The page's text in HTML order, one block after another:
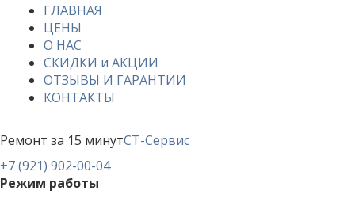
ГЛАВНАЯ
ЦЕНЫ
О НАС
СКИДКИ и АКЦИИ
ОТЗЫВЫ И ГАРАНТИИ
КОНТАКТЫ
Ремонт за 15 минутСТ-Сервис
+7 (921) 902-00-04
Режим работы